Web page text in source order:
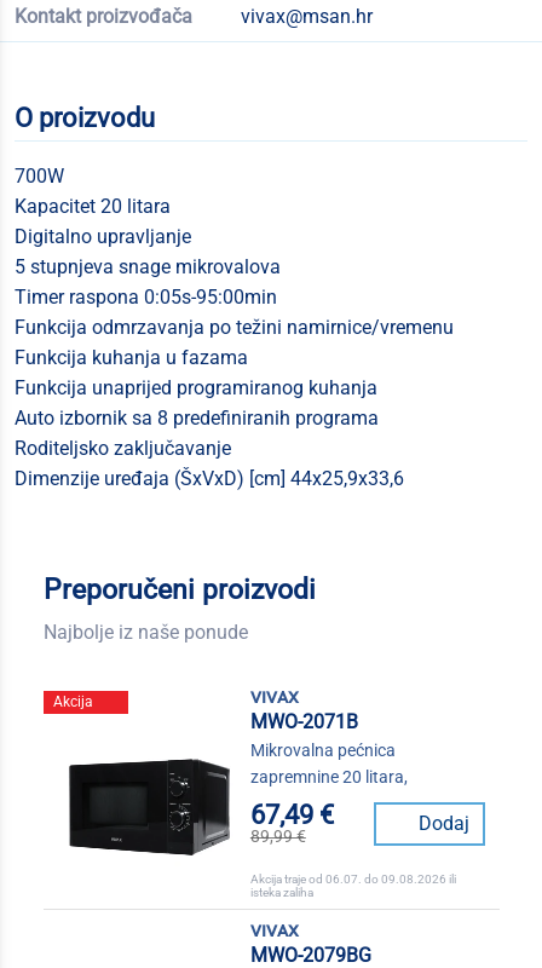
Kontakt proizvođača vivax@msan.hr
O proizvodu
700W
Kapacitet 20 litara
Digitalno upravljanje
5 stupnjeva snage mikrovalova
Timer raspona 0:05s-95:00min
Funkcija odmrzavanja po težini namirnice/vremenu
Funkcija kuhanja u fazama
Funkcija unaprijed programiranog kuhanja
Auto izbornik sa 8 predefiniranih programa
Roditeljsko zaključavanje
Dimenzije uređaja (ŠxVxD) [cm] 44x25,9x33,6
Preporučeni proizvodi
Najbolje iz naše ponude
Akcija
vivax
MWO-2071B
Mikrovalna pećnica
zapremnine 20 litara,
67,49 €
89,99 €
Dodaj
Akcija traje od 06.07. do 09.08.2026 ili
isteka zaliha
vivax
MWO-2079BG